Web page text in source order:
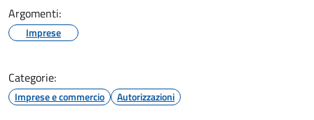
Argomenti:
Imprese
Categorie:
Imprese e commercio Autorizzazioni